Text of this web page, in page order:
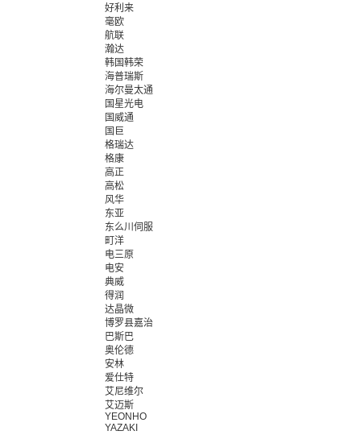
好利来
毫欧
航联
瀚达
韩国韩荣
海普瑞斯
海尔曼太通
国星光电
国威通
国巨
格瑞达
格康
高正
高松
风华
东亚
东么川伺服
町洋
电三原
电安
典威
得润
达晶微
博罗县嘉治
巴斯巴
奥伦德
安林
爱仕特
艾尼维尔
艾迈斯
YEONHO
YAZAKI